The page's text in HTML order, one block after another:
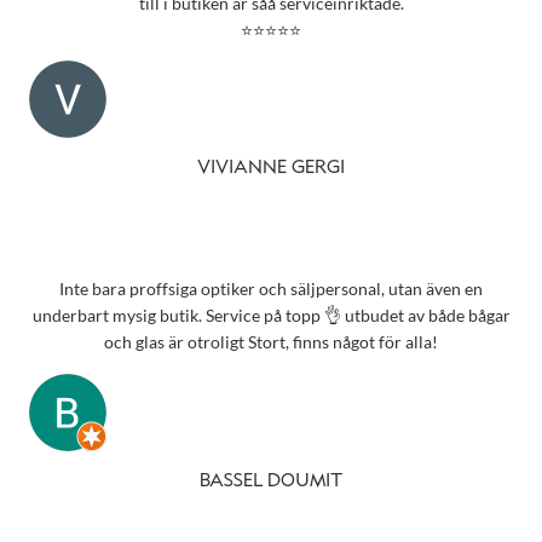
⭐⭐⭐⭐⭐
VIVIANNE GERGI
Inte bara proffsiga optiker och säljpersonal, utan även en
underbart mysig butik. Service på topp 👌 utbudet av både bågar
och glas är otroligt Stort, finns något för alla!
BASSEL DOUMIT